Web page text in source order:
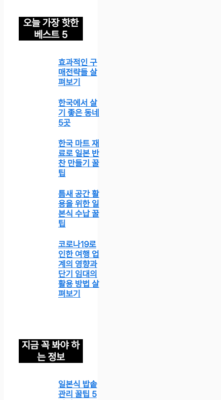
오늘 가장 핫한
베스트 5
효과적인 구
매전략들 살
펴보기
한국에서 살
기 좋은 동네
5곳
한국 마트 재
료로 일본 반
찬 만들기 꿀
팁
틈새 공간 활
용을 위한 일
본식 수납 꿀
팁
코로나19로
인한 여행 업
계의 영향과
단기 임대의
활용 방법 살
펴보기
지금 꼭 봐야 하
는 정보
일본식 밥솥
관리 꿀팁 5